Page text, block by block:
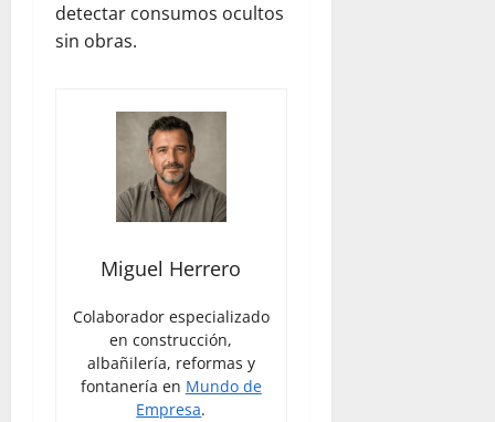
detectar consumos ocultos
sin obras.
Miguel Herrero
Colaborador especializado
en construcción,
albañilería, reformas y
fontanería en Mundo de
Empresa.